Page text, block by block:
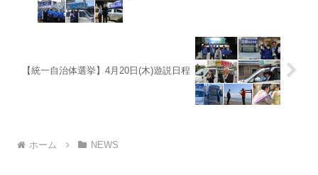
【統一自治体選挙】4月20日(木)遊説日程
ホーム NEWS